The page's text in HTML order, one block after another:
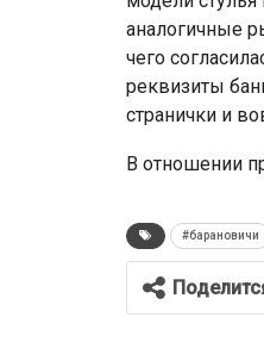
аналогичные
чего
реквизиты
странички и
В отношении
#барановичи